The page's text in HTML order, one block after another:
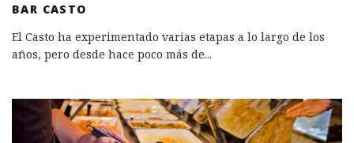
BAR CASTO
El Casto ha experimentado varias etapas a lo largo de los
años, pero desde hace poco más de...